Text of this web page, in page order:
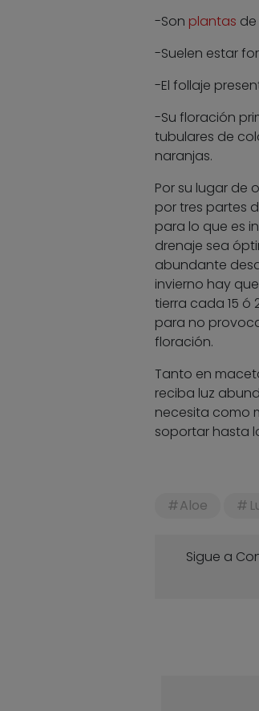
-Son plantas
-Suelen estar
-El follaje
-Su floración
tubulares de
naranjas.
Por su lugar de
por tres partes
para lo que es
drenaje sea
abundante
invierno hay
tierra cada 15 ó
para no
floración.
Tanto en
reciba luz
necesita como
soportar hasta
Aloe
Sigue a